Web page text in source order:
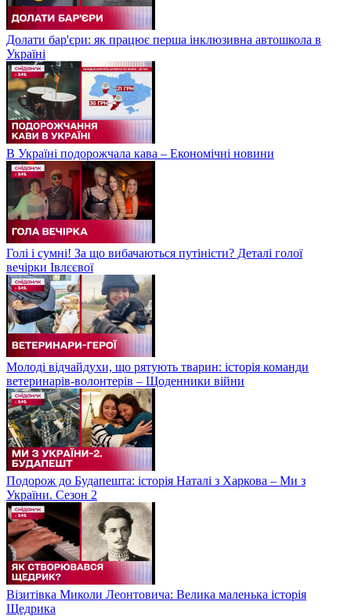
Долати бар'єри: як працює перша інклюзивна автошкола в
Україні
В Україні подорожчала кава – Економічні новини
Голі і сумні! За що вибачаються путіністи? Деталі голої
вечірки Івлєєвої
Молоді відчайдухи, що рятують тварин: історія команди
ветеринарів-волонтерів – Щоденники війни
Подорож до Будапешта: історія Наталі з Харкова – Ми з
України. Сезон 2
Візитівка Миколи Леонтовича: Велика маленька історія
Щедрика